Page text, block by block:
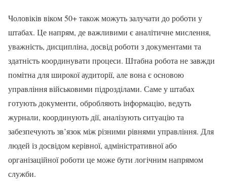
Чоловіків віком 50+ також можуть залучати до роботи у
штабах. Це напрям, де важливими є аналітичне мислення,
уважність, дисципліна, досвід роботи з документами та
здатність координувати процеси. Штабна робота не завжди
помітна для широкої аудиторії, але вона є основою
управління військовими підрозділами. Саме у штабах
готують документи, обробляють інформацію, ведуть
журнали, координують дії, аналізують ситуацію та
забезпечують зв’язок між різними рівнями управління. Для
людей із досвідом керівної, адміністративної або
організаційної роботи це може бути логічним напрямом
служби.